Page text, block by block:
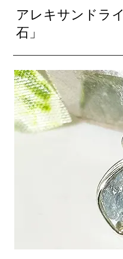
アレキサンドラ
石」